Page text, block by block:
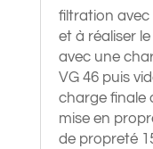
filtration avec
et à réaliser
avec une
VG 46 puis
charge finale
mise en
de propreté